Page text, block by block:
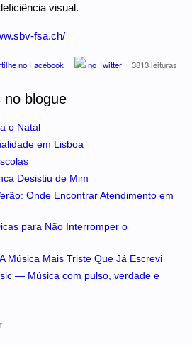
visual.
fsa.ch/
no Facebook no Twitter 3813 leituras
no blogue
o Natal
em Lisboa
Desistiu de Mim
Onde Encontrar Atendimento em
para Não Interromper o
Música Mais Triste Que Já Escrevi
— Música com pulso, verdade e